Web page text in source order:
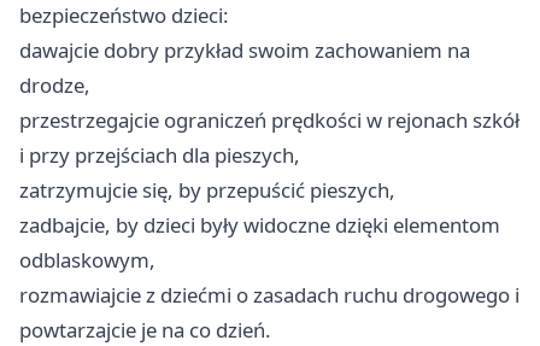
bezpieczeństwo dzieci:
dawajcie dobry przykład swoim zachowaniem na
drodze,
przestrzegajcie ograniczeń prędkości w rejonach szkół
i przy przejściach dla pieszych,
zatrzymujcie się, by przepuścić pieszych,
zadbajcie, by dzieci były widoczne dzięki elementom
odblaskowym,
rozmawiajcie z dziećmi o zasadach ruchu drogowego i
powtarzajcie je na co dzień.